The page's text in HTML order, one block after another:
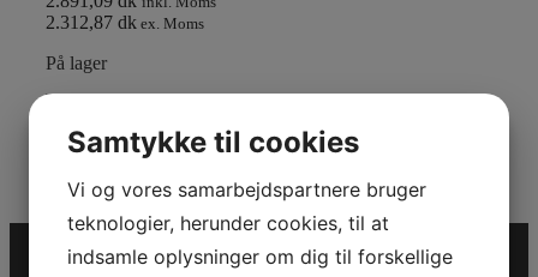
2.312,87 dk ex. Moms
På lager
VOLTAGE
ADAPTER
Tilføj til kurv
Varenummer (SKU): 529036622 Kategorier:
Samtykke til cookies
Vi og vores samarbejdspartnere bruger
teknologier, herunder cookies, til at
indsamle oplysninger om dig til forskellige